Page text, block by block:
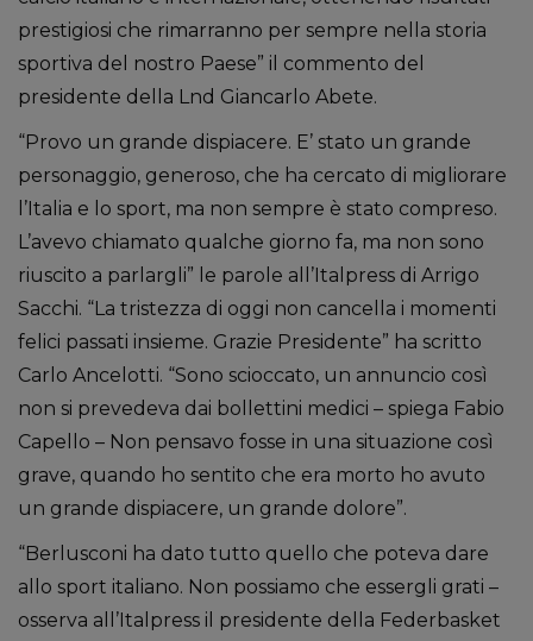
prestigiosi che rimarranno per sempre nella storia
sportiva del nostro Paese” il commento del
presidente della Lnd Giancarlo Abete.
“Provo un grande dispiacere. E’ stato un grande
personaggio, generoso, che ha cercato di migliorare
l’Italia e lo sport, ma non sempre è stato compreso.
L’avevo chiamato qualche giorno fa, ma non sono
riuscito a parlargli” le parole all’Italpress di Arrigo
Sacchi. “La tristezza di oggi non cancella i momenti
felici passati insieme. Grazie Presidente” ha scritto
Carlo Ancelotti. “Sono scioccato, un annuncio così
non si prevedeva dai bollettini medici – spiega Fabio
Capello – Non pensavo fosse in una situazione così
grave, quando ho sentito che era morto ho avuto
un grande dispiacere, un grande dolore”.
“Berlusconi ha dato tutto quello che poteva dare
allo sport italiano. Non possiamo che essergli grati –
osserva all’Italpress il presidente della Federbasket